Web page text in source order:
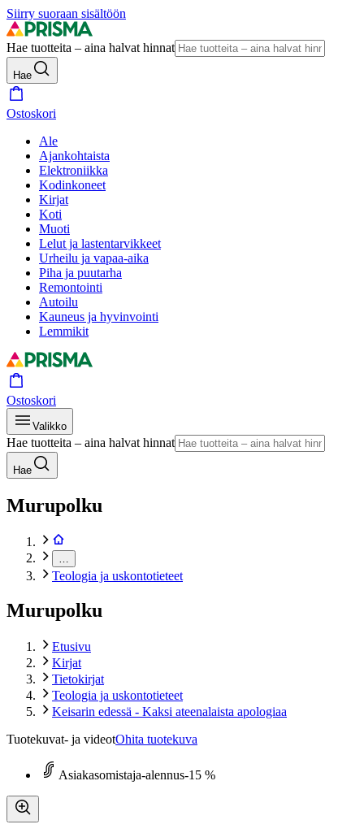
Siirry suoraan sisältöön
Hae tuotteita – aina halvat hinnat
Hae
Ostoskori
Ale
Ajankohtaista
Elektroniikka
Kodinkoneet
Kirjat
Koti
Muoti
Lelut ja lastentarvikkeet
Urheilu ja vapaa-aika
Piha ja puutarha
Remontointi
Autoilu
Kauneus ja hyvinvointi
Lemmikit
Ostoskori
Valikko
Hae tuotteita – aina halvat hinnat
Hae
Murupolku
Teologia ja uskontotieteet
Murupolku
Etusivu
Kirjat
Tietokirjat
Teologia ja uskontotieteet
Keisarin edessä - Kaksi ateenalaista apologiaa
Tuotekuvat- ja videotOhita tuotekuva
Asiakasomistaja-alennus-15 %